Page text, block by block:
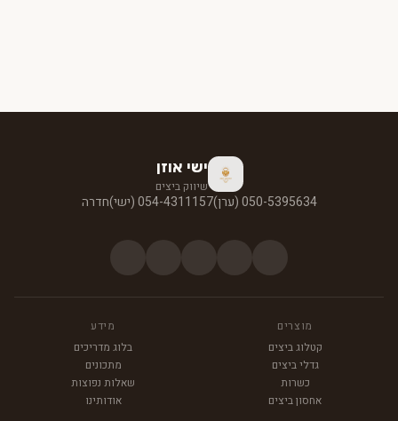
ישי אוזן
שיווק ביצים
050-5395634 (ערן) 054-4311157 (ישי) חדרה
מוצרים
קטלוג ביצים
גדלי ביצים
כשרות
אחסון ביצים
מידע
בלוג מדריכים
מתכונים
שאלות נפוצות
אודותינו